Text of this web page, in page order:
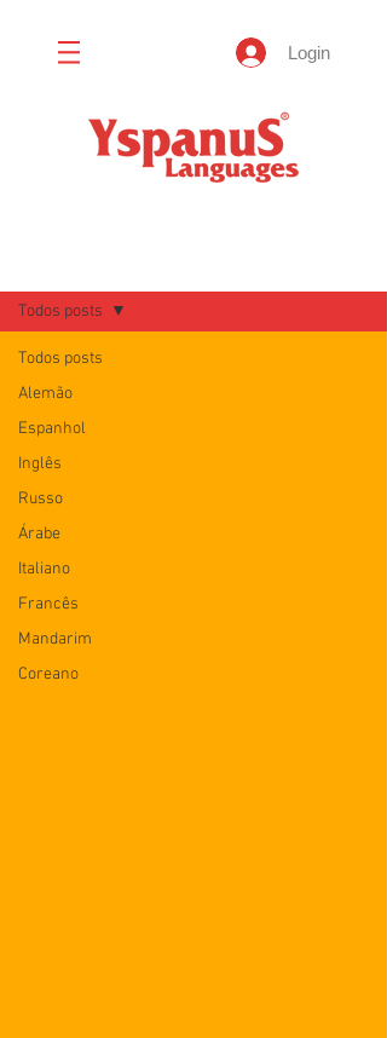
Login
Todos posts
Alemão
Espanhol
Inglês
Russo
Árabe
Italiano
Francês
Mandarim
Coreano
Todos posts